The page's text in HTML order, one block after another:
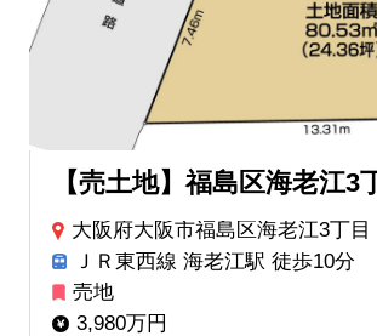
大阪府大阪市福島区海老江3丁目
ＪＲ東西線 海老江駅 徒歩10分
売地
3,980万円